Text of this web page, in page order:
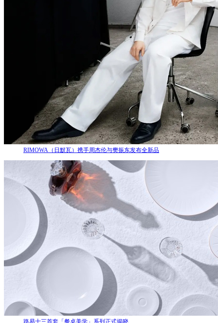
RIMOWA（日默瓦）携手周杰伦与樊振东发布全新品
路易十三首套「餐桌美学」系列正式揭晓